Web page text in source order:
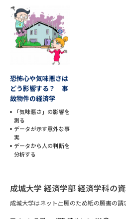
大学で学べる内容や特徴を調べる
新増設大学・学部・学科特集
データサイエンス特集
デジタルパンフレット
（高3生用）
恐怖心や気味悪さは
どう影響する？ 事
故物件の経済学
「気味悪さ」の影響を
測る
データが示す意外な事
実
データから人の判断を
分析する
成城大学 経済学部 経済学科の
成城大学はネット出願のため紙の願書の請